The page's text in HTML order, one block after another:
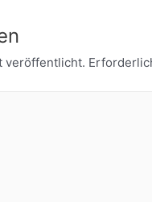
veröffentlicht.